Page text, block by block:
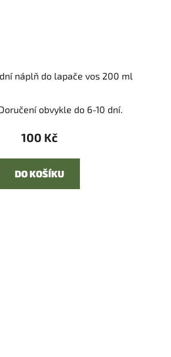
náplň do lapače vos 200 ml
obvykle do 6-10 dní.
100 Kč
DO KOŠÍKU